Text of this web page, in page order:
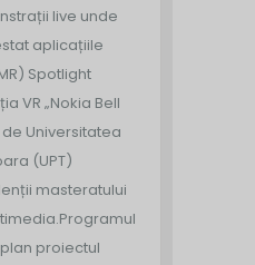
live unde
aplicațiile
Spotlight
VR „Nokia Bell
Universitatea
(UPT)
masteratului
Programul
proiectul